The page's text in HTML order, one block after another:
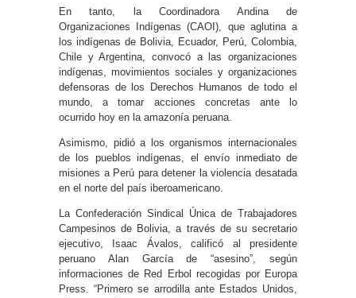
En tanto, la Coordinadora Andina de
Organizaciones Indígenas (CAOI), que aglutina a
los indígenas de Bolivia, Ecuador, Perú, Colombia,
Chile y Argentina, convocó a las organizaciones
indígenas, movimientos sociales y organizaciones
defensoras de los Derechos Humanos de todo el
mundo, a tomar acciones concretas ante lo
ocurrido hoy en la amazonía peruana.
Asimismo, pidió a los organismos internacionales
de los pueblos indígenas, el envío inmediato de
misiones a Perú para detener la violencia desatada
en el norte del país iberoamericano.
La Confederación Sindical Única de Trabajadores
Campesinos de Bolivia, a través de su secretario
ejecutivo, Isaac Ávalos, calificó al presidente
peruano Alan García de “asesino”, según
informaciones de Red Erbol recogidas por Europa
Press. “Primero se arrodilla ante Estados Unidos,